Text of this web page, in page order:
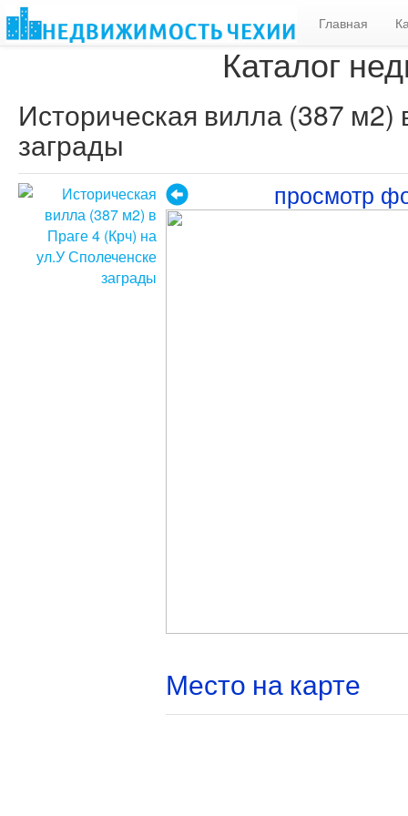
Главная
Каталог
Историческая вилла (387 м2)
заграды
просмотр
Место на карте